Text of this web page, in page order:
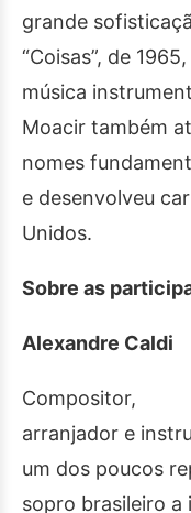
grande
“Coisas”, de
música
Moacir também
nomes
e desenvolveu
Unidos.
Sobre as
Alexandre Caldi
Compositor,
arranjador e
um dos poucos
sopro brasileiro